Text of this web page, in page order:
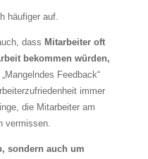
häufiger auf.
dass Mitarbeiter oft
bekommen würden,
„Mangelndes Feedback“
immer
die Mitarbeiter am
vermissen.
sondern auch um